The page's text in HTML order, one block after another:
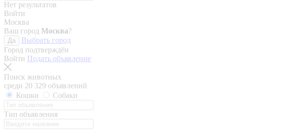
Нет результатов
Войти
Москва
Ваш город Москва?
Да
Выбрать город
Город подтверждён
Войти Подать объявление
Поиск животных
среди 20 329 объявлений
Кошки
Собаки
Тип объявления